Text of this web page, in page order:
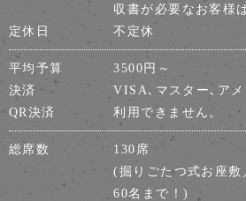
収書が必要なお客様
定休日
不定休
平均予算
3500円～
決済
VISA､マスター､ア
QR決済
利用できません。
総席数
130席
(掘りごたつ式お座敷
60名まで！)